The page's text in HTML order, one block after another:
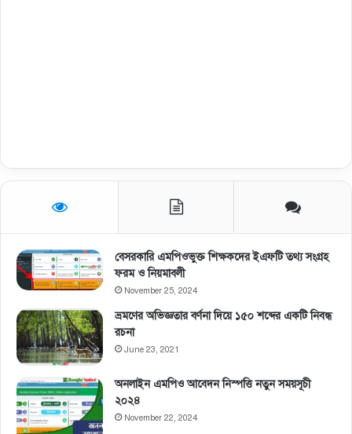
বেসরকারি এমপিওভুক্ত শিক্ষকদের ইএফটি তথ্য সংগ্রহ
ফরম ও নিয়মাবলী
November 25, 2024
ভ্রমণের অভিজ্ঞতার বর্ণনা দিয়ে ১৫০ শব্দের একটি নিবন্ধ
রচনা
June 23, 2021
অনলাইন এমপিও আবেদন নিস্পত্তি নতুন সময়সূচী
২০২৪
November 22, 2024